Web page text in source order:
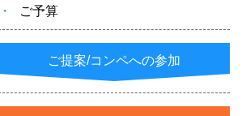
ご予算
ご提案/コンペへの参加